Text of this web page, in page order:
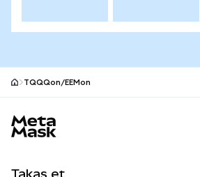
TQQQon/EEMon
Takas et